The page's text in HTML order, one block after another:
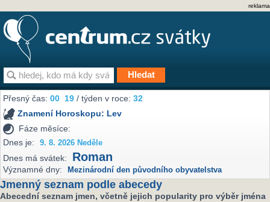
reklama
Přesný čas:00 19 / týden v roce:32
Znamení Horoskopu: Lev
Fáze měsíce:
Dnes je:
9. 8. 2026 Neděle
Dnes má svátek: Roman
Významné dny: Mezinárodní den původního obyvatelstva
Jmenný seznam podle abecedy
Abecední seznam jmen, včetně jejich popularity pro výběr jména